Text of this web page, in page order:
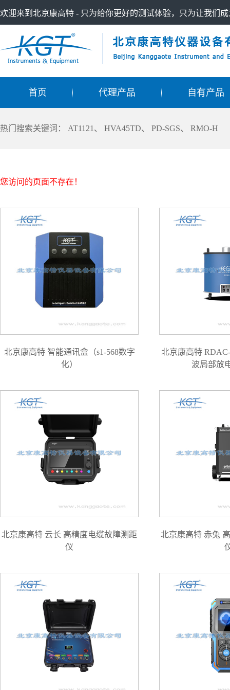
欢迎来到北京康高特 - 只为给你更好的测试体验，只为让我们
首页 代理产品 自有产品
热门搜索关键词： AT1121 、 HVA45TD、 PD-SGS、 RMO-H
您访问的页面不存在！
北京康高特 智能通讯盒（s1-568数字
化）
北京康高特
波局部放
北京康高特 云长 高精度电缆故障测距
仪
北京康高特 赤兔